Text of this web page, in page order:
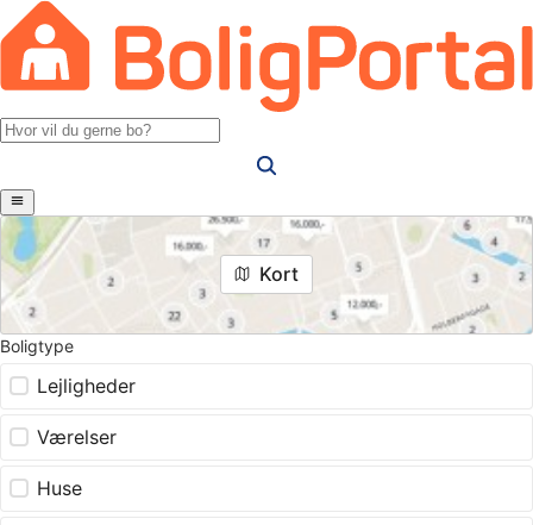
Kort
Boligtype
Lejligheder
Værelser
Huse